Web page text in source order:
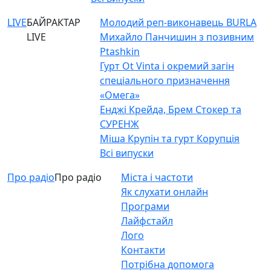
LIVEБАЙРАКТАР
LIVE
Молодий реп-виконавець BURLA
Михайло Панчишин з позивним
Ptashkin
Гурт Ot Vinta і окремий загін
спеціального призначення
«Омега»
Енджі Крейда, Брем Стокер та
СУРЕНЖ
Міша Крупін та гурт Корупція
Всі випуски
Про радіоПро радіо
Міста і частоти
Як слухати онлайн
Програми
Лайфстайл
Лого
Контакти
Потрібна допомога